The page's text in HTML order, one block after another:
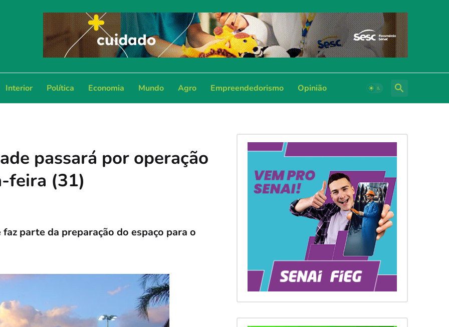
Interior Política Economia Mundo Agro Empreendedorismo Opinião
passará por operação
feira (31)
parte da preparação do espaço para o